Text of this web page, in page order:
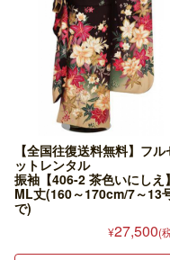
【全国往復送料無料】フル
ットレンタル
振袖【406-2 茶色いにしえ】
ML丈(160～170cm/7～13
で)
¥27,500(